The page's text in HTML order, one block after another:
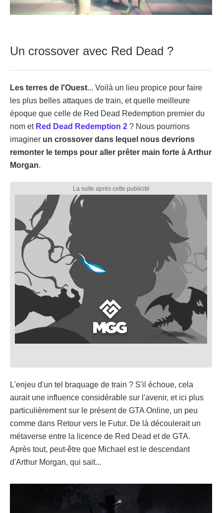
Un crossover avec Red Dead ?
Les terres de l'Ouest... Voilà un lieu propice pour faire
les plus belles attaques de train, et quelle meilleure
époque que celle de Red Dead Redemption premier du
nom et Red Dead Redemption 2 ? Nous pourrions
imaginer un crossover dans lequel nous devrions
remonter le temps pour aller prêter main forte à Arthur
Morgan.
L'enjeu d'un tel braquage de train ? S'il échoue, cela
aurait une influence considérable sur l'avenir, et ici plus
particulièrement sur le présent de GTA Online, un peu
comme dans Retour vers le Futur. De là découlerait un
métaverse entre la licence de Red Dead et de GTA.
Après tout, peut-être que Michael est le descendant
d'Arthur Morgan, qui sait...